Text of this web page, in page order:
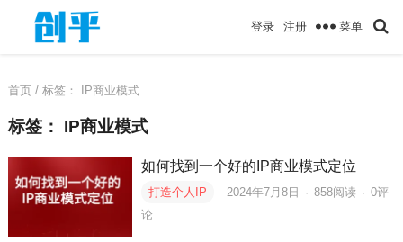
登录 注册 菜单
首页/ 标签： IP商业模式
标签： IP商业模式
如何找到一个好的IP商业模式定位
打造个人IP 2024年7月8日 · 858阅读 · 0评
论